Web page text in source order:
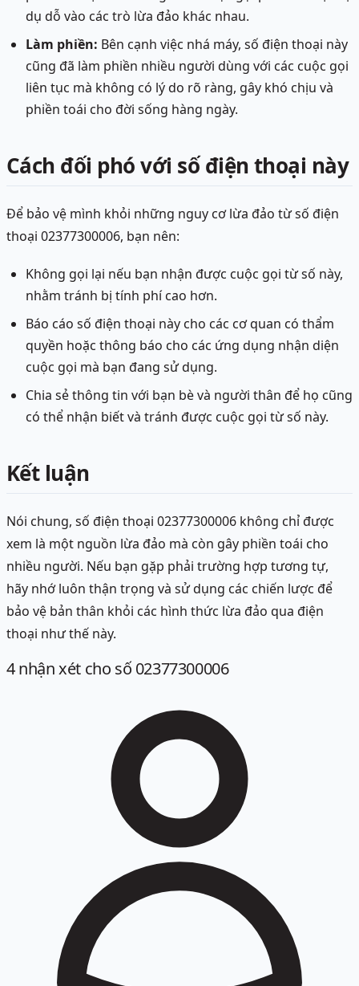
dụ dỗ vào các trò lừa đảo khác nhau.
Làm phiền: Bên cạnh việc nhá máy, số điện thoại này
cũng đã làm phiền nhiều người dùng với các cuộc gọi
liên tục mà không có lý do rõ ràng, gây khó chịu và
phiền toái cho đời sống hàng ngày.
Cách đối phó với số điện thoại này
Để bảo vệ mình khỏi những nguy cơ lừa đảo từ số điện
thoại 02377300006, bạn nên:
Không gọi lại nếu bạn nhận được cuộc gọi từ số này,
nhằm tránh bị tính phí cao hơn.
Báo cáo số điện thoại này cho các cơ quan có thẩm
quyền hoặc thông báo cho các ứng dụng nhận diện
cuộc gọi mà bạn đang sử dụng.
Chia sẻ thông tin với bạn bè và người thân để họ cũng
có thể nhận biết và tránh được cuộc gọi từ số này.
Kết luận
Nói chung, số điện thoại 02377300006 không chỉ được
xem là một nguồn lừa đảo mà còn gây phiền toái cho
nhiều người. Nếu bạn gặp phải trường hợp tương tự,
hãy nhớ luôn thận trọng và sử dụng các chiến lược để
bảo vệ bản thân khỏi các hình thức lừa đảo qua điện
thoại như thế này.
4nhận xét cho số 02377300006